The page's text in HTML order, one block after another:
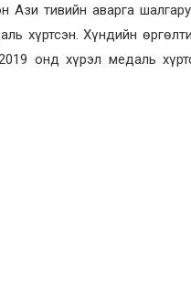
Ази тивийн аварга
хүртсэн. Хүндийн
онд хүрэл медаль